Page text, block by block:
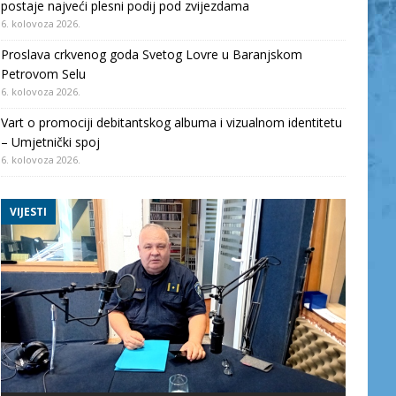
postaje najveći plesni podij pod zvijezdama
6. kolovoza 2026.
Proslava crkvenog goda Svetog Lovre u Baranjskom
Petrovom Selu
6. kolovoza 2026.
Vart o promociji debitantskog albuma i vizualnom identitetu
– Umjetnički spoj
6. kolovoza 2026.
VIJESTI